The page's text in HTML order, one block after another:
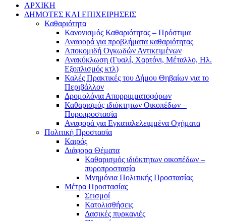
ΑΡΧΙΚΗ
ΔΗΜΟΤΕΣ ΚΑΙ ΕΠΙΧΕΙΡΗΣΕΙΣ
Καθαριότητα
Κανονισμός Καθαριότητας – Πρόστιμα
Αναφορά για προβλήματα καθαριότητας
Αποκομιδή Ογκωδών Αντικειμένων
Ανακύκλωση (Γυαλί, Χαρτόνι, Μέταλλο, Ηλ.
Εξοπλισμός κτλ)
Καλές Πρακτικές του Δήμου Θηβαίων για το
Περιβάλλον
Δρομολόγια Απορριμματοφόρων
Καθαρισμός ιδιόκτητων Οικοπέδων –
Πυροπροστασία
Αναφορά για Εγκαταλελειμμένα Οχήματα
Πολιτική Προστασία
Καιρός
Διάφορα Θέματα
Καθαρισμός ιδιόκτητων οικοπέδων –
πυροπροστασία
Μνημόνια Πολιτικής Προστασίας
Μέτρα Προστασίας
Σεισμοί
Κατολισθήσεις
Δασικές πυρκαγιές